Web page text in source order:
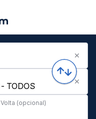
Volta (opcional)